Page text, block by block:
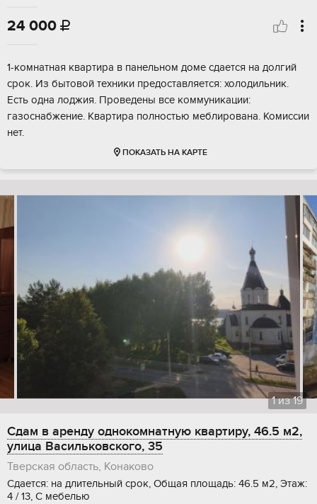
24 000 
1-комнатная квартира в панельном доме сдается на долгий
срок. Из бытовой техники предоставляется: холодильник.
Есть одна лоджия. Проведены все коммуникации:
газоснабжение. Квартира полностью меблирована. Комиссии
нет.
ПОКАЗАТЬ НА КАРТЕ
1из19
Сдам в аренду однокомнатную квартиру, 46.5 м2,
улица Васильковского, 35
Тверская область, Конаково
Сдается: на длительный срок, Общая площадь: 46.5 м2, Этаж:
4 / 13, С мебелью